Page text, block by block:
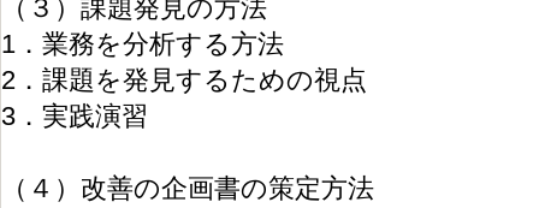
（３）課題発見の方法
1．業務を分析する方法
2．課題を発見するための視点
3．実践演習
（４）改善の企画書の策定方法